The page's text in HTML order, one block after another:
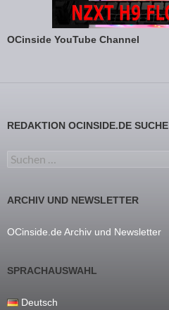
OCinside YouTube Channel
REDAKTION OCINSIDE.DE SUCHE
Suchen nach:
ARCHIV UND NEWSLETTER
OCinside.de Archiv und Newsletter
SPRACHAUSWAHL
Deutsch